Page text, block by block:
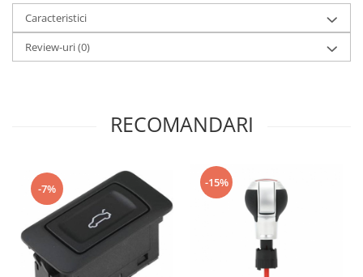
Caracteristici
Review-uri(0)
RECOMANDARI
-7% -15%